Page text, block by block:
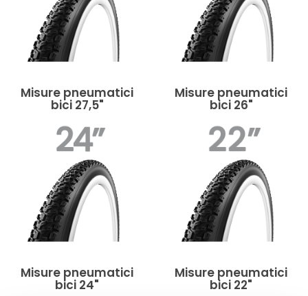
Misure pneumatici
bici 27,5"
Misure pneumatici
bici 26"
Misure pneumatici
bici 24"
Misure pneumatici
bici 22"